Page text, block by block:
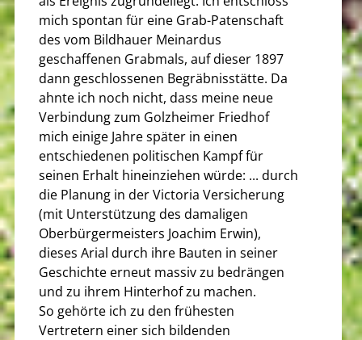
mich spontan für eine Grab-Patenschaft
des vom Bildhauer Meinardus
geschaffenen Grabmals, auf dieser 1897
dann geschlossenen Begräbnisstätte. Da
ahnte ich noch nicht, dass meine neue
Verbindung zum Golzheimer Friedhof
mich einige Jahre später in einen
entschiedenen politischen Kampf für
seinen Erhalt hineinziehen würde: ... durch
die Planung in der Victoria Versicherung
(mit Unterstützung des damaligen
Oberbürgermeisters Joachim Erwin),
dieses Arial durch ihre Bauten in seiner
Geschichte erneut massiv zu bedrängen
und zu ihrem Hinterhof zu machen.
So gehörte ich zu den frühesten
Vertretern einer sich bildenden